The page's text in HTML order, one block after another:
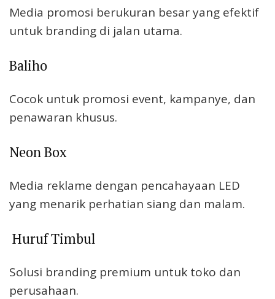
Media promosi berukuran besar yang efektif
untuk branding di jalan utama.
Baliho
Cocok untuk promosi event, kampanye, dan
penawaran khusus.
Neon Box
Media reklame dengan pencahayaan LED
yang menarik perhatian siang dan malam.
Huruf Timbul
Solusi branding premium untuk toko dan
perusahaan.